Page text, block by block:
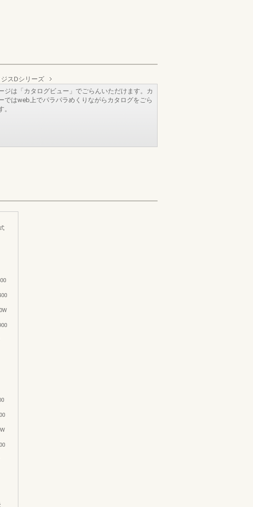
スDシリーズ
ジは「カタログビュー」でごらんいただけます。カ
ではweb上でパラパラめくりながらカタログをごら
。